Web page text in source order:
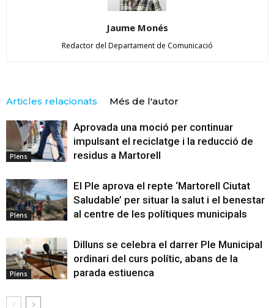
Jaume Monés
Redactor del Departament de Comunicació
Articles relacionats Més de l'autor
Plens
Aprovada una moció per continuar
impulsant el reciclatge i la reducció de
residus a Martorell
Plens
El Ple aprova el repte ‘Martorell Ciutat
Saludable’ per situar la salut i el benestar
al centre de les polítiques municipals
Plens
Dilluns se celebra el darrer Ple Municipal
ordinari del curs polític, abans de la
parada estiuenca